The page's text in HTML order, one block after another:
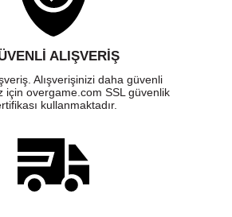
ALIŞVERIŞ
Alışverişinizi daha güvenli
için overgame.com SSL güvenlik
kullanmaktadır.